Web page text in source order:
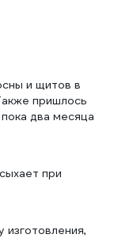
и щитов в
пришлось
два месяца
при
изготовления,